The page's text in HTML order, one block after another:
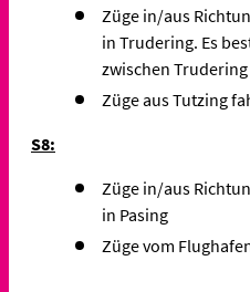
Züge in/aus
in Trudering. Es
zwischen
Züge aus Tutzing
S8:
Züge in/aus
in Pasing
Züge vom